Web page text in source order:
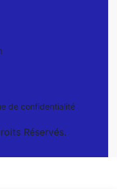
de confidentialité
Réservés.